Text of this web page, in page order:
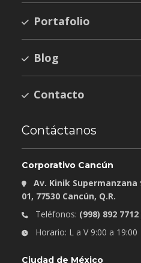
Portafolio
Blog
Contacto
Contáctanos
Corporativo Cancún
Av. Kinik Supermanzana
01, 77530 Cancún, Q.R.
Teléfonos: (998) 892 7712
Horario: L a V 9:00 a 19:00
Ciudad de México